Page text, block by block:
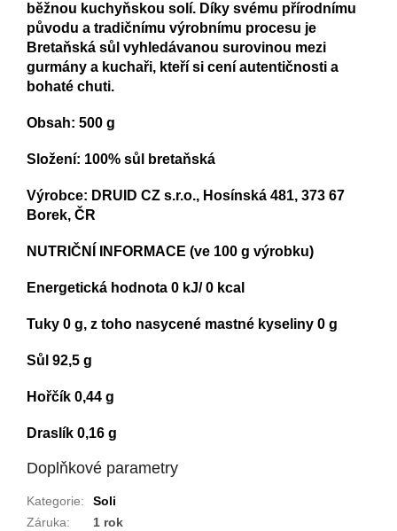
běžnou kuchyňskou solí. Díky svému přírodnímu
původu a tradičnímu výrobnímu procesu je
Bretaňská sůl vyhledávanou surovinou mezi
gurmány a kuchaři, kteří si cení autentičnosti a
bohaté chuti.
Obsah: 500 g
Složení: 100% sůl bretaňská
Výrobce: DRUID CZ s.r.o., Hosínská 481, 373 67
Borek, ČR
NUTRIČNÍ INFORMACE (ve 100 g výrobku)
Energetická hodnota 0 kJ/ 0 kcal
Tuky 0 g, z toho nasycené mastné kyseliny 0 g
Sůl 92,5 g
Hořčík 0,44 g
Draslík 0,16 g
Doplňkové parametry
Kategorie:
Soli
Záruka:
1 rok